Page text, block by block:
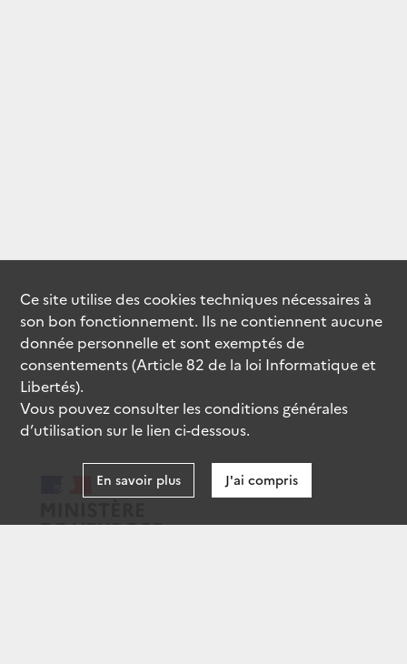
Ce site utilise descookiestechniques nécessaires à
son bon fonctionnement. Ils ne contiennent aucune
donnée personnelle et sont exemptés de
consentements (Article 82 de la loi Informatique et
Libertés).
Vous pouvez consulter les conditions générales
d’utilisation sur le lien ci-dessous.
En savoir plus J'ai compris